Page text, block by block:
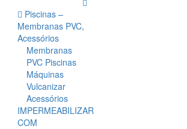
Piscinas –
Membranas PVC,
Acessórios
Membranas
PVC Piscinas
Máquinas
Vulcanizar
Acessórios
IMPERMEABILIZAR
COM